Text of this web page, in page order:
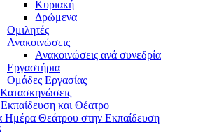
Κυριακή
Δρώμενα
Ομιλητές
Ανακοινώσεις
Ανακοινώσεις ανά συνεδρία
Εργαστήρια
Ομάδες Εργασίας
και Θέατρο
Ημέρα Θεάτρου στην Εκπαίδευση